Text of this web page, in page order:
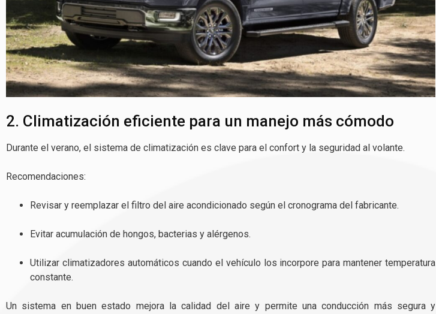
2. Climatización eficiente para un manejo más cómodo
Durante el verano, el sistema de climatización es clave para el confort y la seguridad al volante.
Recomendaciones:
Revisar y reemplazar el filtro del aire acondicionado según el cronograma del fabricante.
Evitar acumulación de hongos, bacterias y alérgenos.
Utilizar climatizadores automáticos cuando el vehículo los incorpore para mantener temperatura
constante.
Un sistema en buen estado mejora la calidad del aire y permite una conducción más segura y